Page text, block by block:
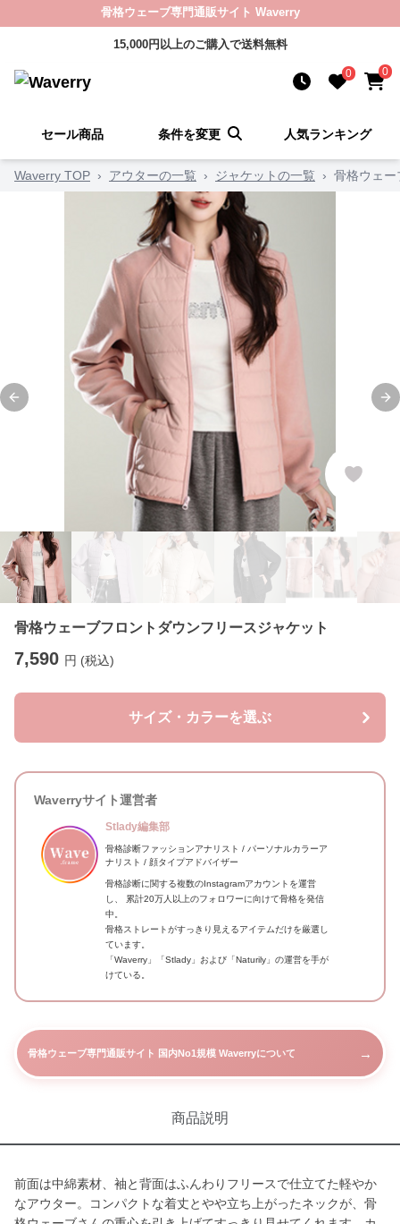
骨格ウェーブ専門通販サイト Waverry
15,000円以上のご購入で送料無料
0 0
セール商品 条件を変更 人気ランキング
Waverry TOP › アウターの一覧 › ジャケットの一覧 › 骨格ウェー
Previous slide
骨格ウェーブフロントダウンフリースジャケット
7,590 円 (税込)
サイズ・カラーを選ぶ
Waverryサイト運営者
Stlady編集部
骨格診断ファッションアナリスト / パーソナルカラーア
ナリスト / 顔タイプアドバイザー
骨格診断に関する複数のInstagramアカウントを運営
し、 累計20万人以上のフォロワーに向けて骨格を発信
中。
骨格ストレートがすっきり見えるアイテムだけを厳選し
ています。
「Waverry」「Stlady」および「Naturily」の運営を手が
けている。
骨格ウェーブ専門通販サイト 国内No1規模 Waverryについて →
商品説明
前面は中綿素材、袖と背面はふんわりフリースで仕立てた軽やか
なアウター。コンパクトな着丈とやや立ち上がったネックが、骨